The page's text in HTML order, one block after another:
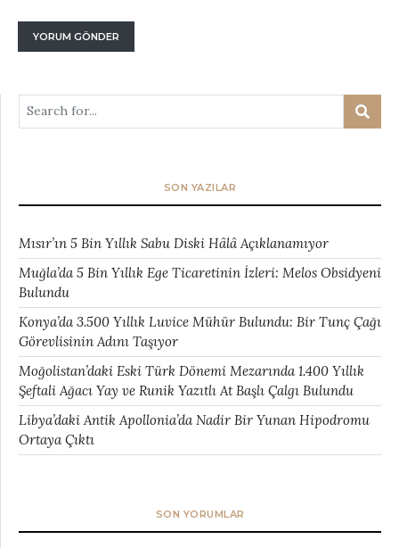
SON YAZILAR
Mısır’ın 5 Bin Yıllık Sabu Diski Hâlâ Açıklanamıyor
Muğla’da 5 Bin Yıllık Ege Ticaretinin İzleri: Melos Obsidyeni
Bulundu
Konya’da 3.500 Yıllık Luvice Mühür Bulundu: Bir Tunç Çağı
Görevlisinin Adını Taşıyor
Moğolistan’daki Eski Türk Dönemi Mezarında 1.400 Yıllık
Şeftali Ağacı Yay ve Runik Yazıtlı At Başlı Çalgı Bulundu
Libya’daki Antik Apollonia’da Nadir Bir Yunan Hipodromu
Ortaya Çıktı
SON YORUMLAR